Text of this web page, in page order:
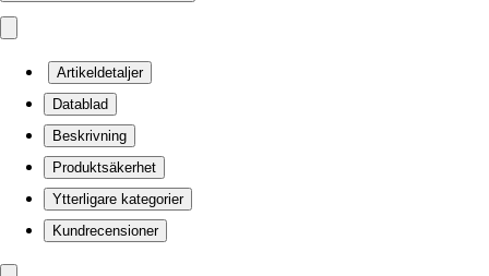
Artikeldetaljer
Datablad
Beskrivning
Produktsäkerhet
Ytterligare kategorier
Kundrecensioner